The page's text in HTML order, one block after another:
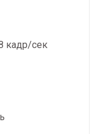
кадр/сек